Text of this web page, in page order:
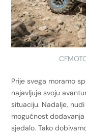
Prije svega moramo
najavljuje svoju
situaciju. Nadalje,
mogućnost
sjedalo. Tako